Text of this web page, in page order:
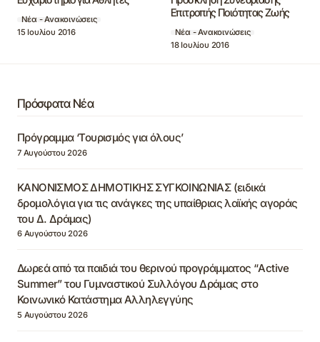
Νέα - Ανακοινώσεις
15 Ιουλίου 2016
Επιτροπής Ποιότητας Ζωής
Νέα - Ανακοινώσεις
18 Ιουλίου 2016
Πρόσφατα Νέα
Πρόγραμμα ‘Τουρισμός για όλους’
7 Αυγούστου 2026
ΚΑΝΟΝΙΣΜΟΣ ΔΗΜΟΤΙΚΗΣ ΣΥΓΚΟΙΝΩΝΙΑΣ (ειδικά
δρομολόγια για τις ανάγκες της υπαίθριας λαϊκής αγοράς
του Δ. Δράμας)
6 Αυγούστου 2026
Δωρεά από τα παιδιά του θερινού προγράμματος “Active
Summer” του Γυμναστικού Συλλόγου Δράμας στο
Κοινωνικό Κατάστημα Αλληλεγγύης
5 Αυγούστου 2026